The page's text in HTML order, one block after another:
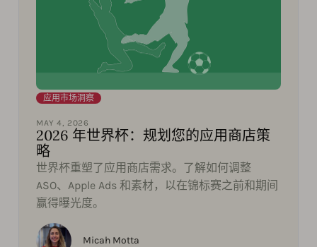
应用市场洞察
MAY 4, 2026
2026 年世界杯：规划您的应用商店策
略
世界杯重塑了应用商店需求。了解如何调整
ASO、Apple Ads 和素材，以在锦标赛之前和期间
赢得曝光度。
Micah Motta